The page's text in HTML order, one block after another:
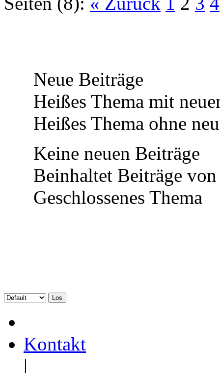
Neue Beiträge
Heißes Thema mit
Heißes Thema ohne
Keine neuen Beiträge
Beinhaltet Beiträge
Geschlossenes Thema
Kontakt
|